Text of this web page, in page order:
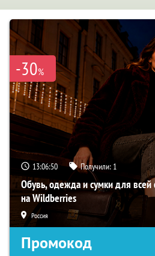
-30%
13:06:49 Получили: 1
Обувь, одежда и сумки для всей
на Wildberries
Россия
Промокод